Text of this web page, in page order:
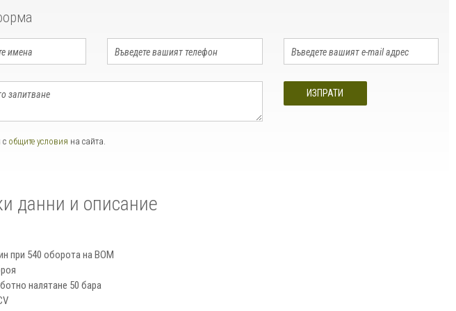
с общите условия на сайта.
ИЗПРАТИ
данни и описание
при 540 оборота на ВОМ
налятане 50 бара